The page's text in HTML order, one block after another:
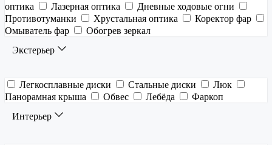
оптика
Лазерная оптика
Дневные ходовые огни
Противотуманки
Хрустальная оптика
Коректор фар
Омыватель фар
Обогрев зеркал
Экстерьер
Легкосплавные диски Стальные диски
Люк
Панорамная крыша
Обвес Лебёда
Фаркоп
Интерьер